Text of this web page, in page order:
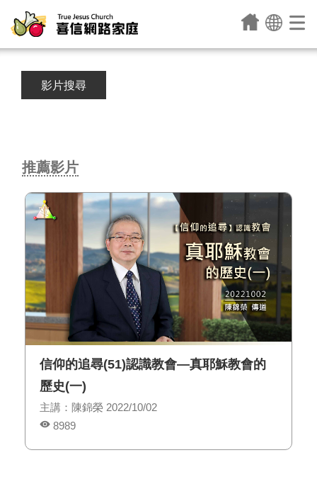
影片搜尋
推薦影片
信仰的追尋(51)認識教會—真耶穌教會的
歷史(一)
主講：陳錦榮 2022/10/02
8989